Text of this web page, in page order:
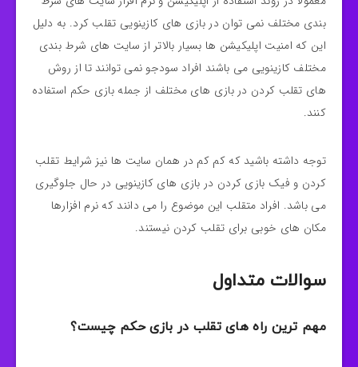
بندی مختلف نمی توان در بازی های کازینویی تقلب کرد. به دلیل
این که امنیت اپلیکیشن ها بسیار بالاتر از سایت های شرط بندی
مختلف کازینویی می باشند افراد سودجو نمی توانند تا از روش
های تقلب کردن در بازی های مختلف از جمله بازی حکم استفاده
کنند.
توجه داشته باشید که کم کم در همان سایت ها نیز شرایط تقلب
کردن و فیک بازی کردن در بازی های کازینویی در حال جلوگیری
می باشد. افراد متقلب این موضوع را می دانند که نرم افزارها
مکان های خوبی برای تقلب کردن نیستند.
سوالات متداول
مهم ترین راه های تقلب در بازی حکم چیست؟